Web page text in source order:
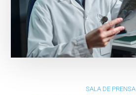
SALA DE PRENSA